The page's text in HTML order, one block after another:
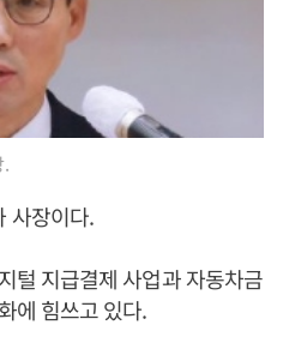
.
사장이다.
털 지급결제 사업과 자동차금
에 힘쓰고 있다.